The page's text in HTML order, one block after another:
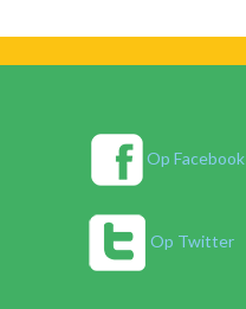
Op Facebook
Op Twitter